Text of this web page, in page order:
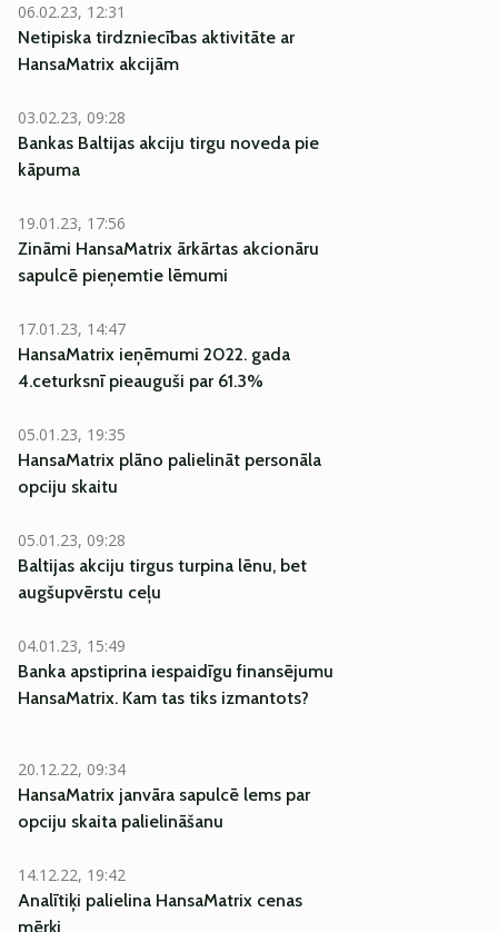
06.02.23, 12:31
Netipiska tirdzniecības aktivitāte ar
HansaMatrix akcijām
03.02.23, 09:28
Bankas Baltijas akciju tirgu noveda pie
kāpuma
19.01.23, 17:56
Zināmi HansaMatrix ārkārtas akcionāru
sapulcē pieņemtie lēmumi
17.01.23, 14:47
HansaMatrix ieņēmumi 2022. gada
4.ceturksnī pieauguši par 61.3%
05.01.23, 19:35
HansaMatrix plāno palielināt personāla
opciju skaitu
05.01.23, 09:28
Baltijas akciju tirgus turpina lēnu, bet
augšupvērstu ceļu
04.01.23, 15:49
Banka apstiprina iespaidīgu finansējumu
HansaMatrix. Kam tas tiks izmantots?
20.12.22, 09:34
HansaMatrix janvāra sapulcē lems par
opciju skaita palielināšanu
14.12.22, 19:42
Analītiķi palielina HansaMatrix cenas
mērķi